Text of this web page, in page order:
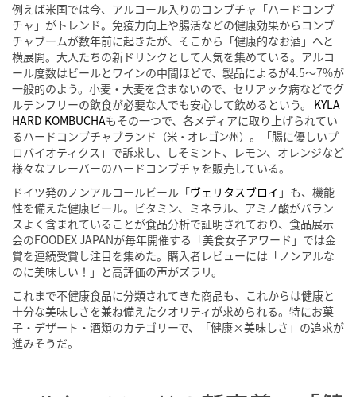
例えば米国では今、アルコール入りのコンブチャ「ハードコンブ
チャ」がトレンド。免疫力向上や腸活などの健康効果からコンブ
チャブームが数年前に起きたが、そこから「健康的なお酒」へと
横展開。大人たちの新ドリンクとして人気を集めている。アルコ
ール度数はビールとワインの中間ほどで、製品によるが4.5〜7%が
一般的のよう。小麦・大麦を含まないので、セリアック病などでグ
ルテンフリーの飲食が必要な人でも安心して飲めるという。 KYLA
HARD KOMBUCHAもその一つで、各メディアに取り上げられてい
るハードコンブチャブランド （米・オレゴン州） 。「腸に優しいプ
ロバイオティクス」で訴求し、しそミント、レモン、オレンジなど
様々なフレーバーのハードコンブチャを販売している。
ドイツ発のノンアルコールビール「ヴェリタスブロイ 」も、機能
性を備えた健康ビール。ビタミン、ミネラル、アミノ酸がバラン
スよく含まれていることが食品分析で証明されており、食品展示
会のFOODEX JAPANが毎年開催する「美食女子アワード」では金
賞を連続受賞し注目を集めた。購入者レビューには「ノンアルな
のに美味しい！」と高評価の声がズラリ。
これまで不健康食品に分類されてきた商品も、これからは健康と
十分な美味しさを兼ね備えたクオリティが求められる。特にお菓
子・デザート・酒類のカテゴリーで、「健康×美味しさ」の追求が
進みそうだ。